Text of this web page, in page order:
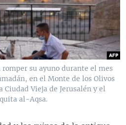
romper su ayuno durante el mes
en el Monte de los Olivos
Vieja de Jerusalén y el
al-Aqsa.